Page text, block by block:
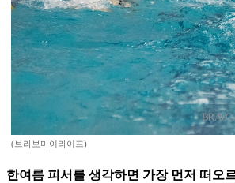
(브라보마이라이프)
한여름 피서를 생각하면 가장 먼저 떠오